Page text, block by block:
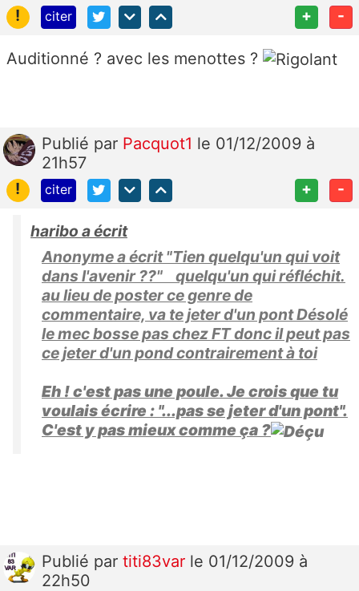
!
citer + -
Auditionné ? avec les menottes ?
Publié par Pacquot1 le 01/12/2009 à
21h57
!
citer + -
haribo a écrit
Anonyme a écrit "Tien quelqu'un qui voit
dans l'avenir ??" quelqu'un qui réfléchit.
au lieu de poster ce genre de
commentaire, va te jeter d'un pont Désolé
le mec bosse pas chez FT donc il peut pas
ce jeter d'un pond contrairement à toi
Eh ! c'est pas une poule. Je crois que tu
voulais écrire : "...pas se jeter d'un pont".
C'est y pas mieux comme ça ?
Publié par titi83var le 01/12/2009 à
22h50